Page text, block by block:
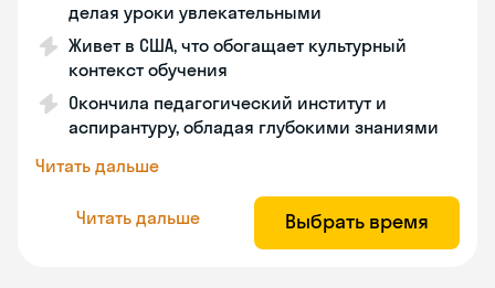
делая уроки увлекательными
Живет в США, что обогащает культурный
контекст обучения
Окончила педагогический институт и
аспирантуру, обладая глубокими знаниями
Читать дальше
Читать дальше Выбрать время